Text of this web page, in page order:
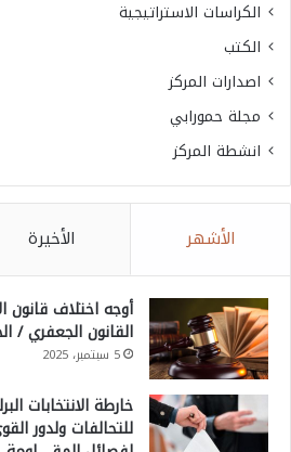
الكراسات الاستراتيجية
الكتب
اصدارات المركز
مجلة حمورابي
انشطة المركز
الأشهر الأخيرة
أوجه اختلاف قانون
القانون الجعفري /
5 سبتمبر، 2025
للتحالفات ولدور